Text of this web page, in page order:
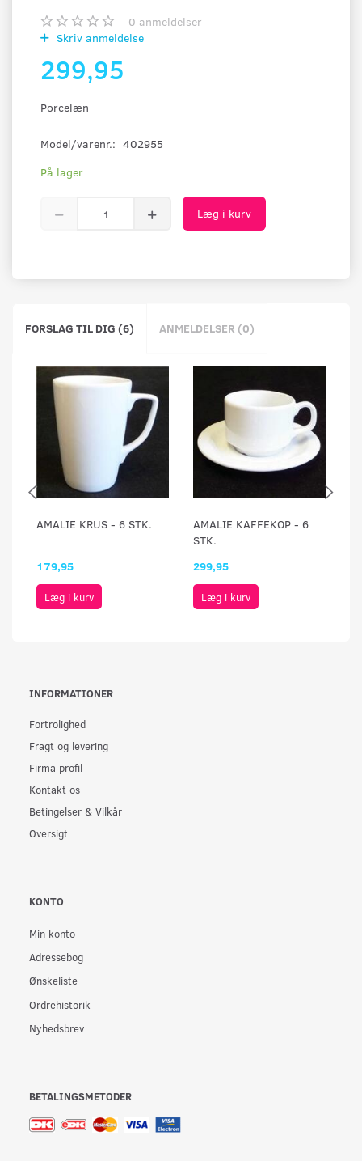
0 anmeldelser
Skriv anmeldelse
299,95
Porcelæn
Model/varenr.: 402955
På lager
Læg i kurv
FORSLAG TIL DIG (6) ANMELDELSER (0)
AMALIE KRUS - 6 STK.
179,95
Læg i kurv
AMALIE KAFFEKOP - 6
STK.
299,95
Læg i kurv
INFORMATIONER
Fortrolighed
Fragt og levering
Firma profil
Kontakt os
Betingelser & Vilkår
Oversigt
KONTO
Min konto
Adressebog
Ønskeliste
Ordrehistorik
Nyhedsbrev
BETALINGSMETODER